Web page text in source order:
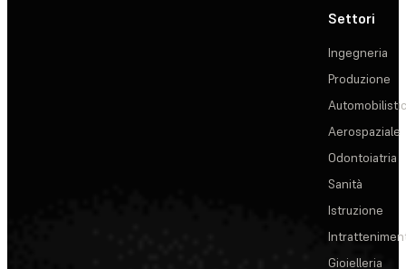
Settori
Ingegneria
Produzione
Aerospaziale
Odontoiatria
Sanità
Istruzione
Gioielleria